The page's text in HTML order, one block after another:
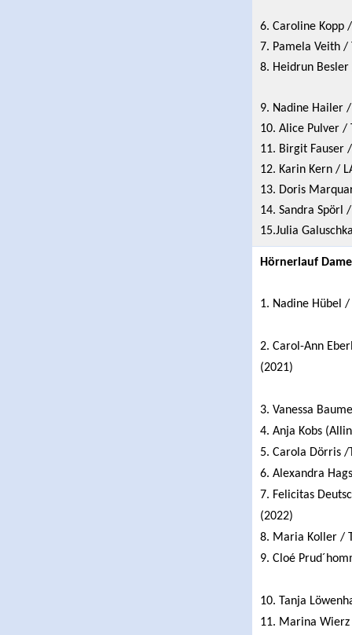
6. Caroline Kopp
7. Pamela Veith /
8. Heidrun Besler
9. Nadine Hailer
10. Alice Pulver /
11. Birgit Fauser
12. Karin Kern /
13. Doris
14. Sandra Spörl
15.Julia
Hörnerlauf
1. Nadine Hübel
2. Carol-Ann
(2021)
3. Vanessa
4. Anja Kobs
5. Carola Dörris /
6. Alexandra
7. Felicitas
(2022)
8. Maria Koller /
9. Cloé
10. Tanja
11. Marina Wierz